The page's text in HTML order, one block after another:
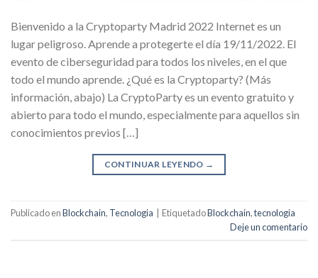
Bienvenido a la Cryptoparty Madrid 2022 Internet es un
lugar peligroso. Aprende a protegerte el día 19/11/2022. El
evento de ciberseguridad para todos los niveles, en el que
todo el mundo aprende. ¿Qué es la Cryptoparty? (Más
información, abajo) La CryptoParty es un evento gratuito y
abierto para todo el mundo, especialmente para aquellos sin
conocimientos previos […]
CONTINUAR LEYENDO →
Publicado enBlockchain, Tecnologia EtiquetadoBlockchain,tecnologia
Deje un comentario